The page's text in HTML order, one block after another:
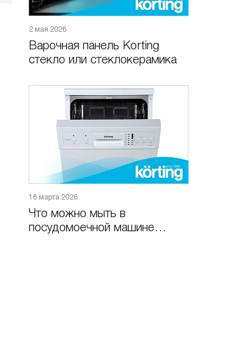
2 мая 2026
Варочная панель Korting
стекло или стеклокерамика
18 марта 2026
Что можно мыть в
посудомоечной машине